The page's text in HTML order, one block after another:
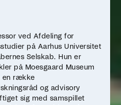
ved Afdeling for
på Aarhus Universitet
Selskab. Hun er
på Moesgaard Museum
en række
og advisory
sig med samspillet